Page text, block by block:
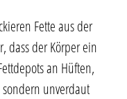
Fette aus der
dass der Körper ein
an Hüften,
unverdaut